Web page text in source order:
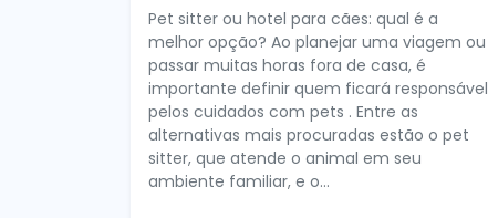
Pet sitter ou hotel para cães: qual é a
melhor opção? Ao planejar uma viagem ou
passar muitas horas fora de casa, é
importante definir quem ficará responsável
pelos cuidados com pets . Entre as
alternativas mais procuradas estão o pet
sitter, que atende o animal em seu
ambiente familiar, e o...